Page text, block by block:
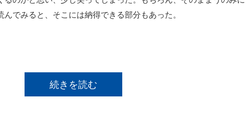
でみると、そこには納得できる部分もあった。
続きを読む